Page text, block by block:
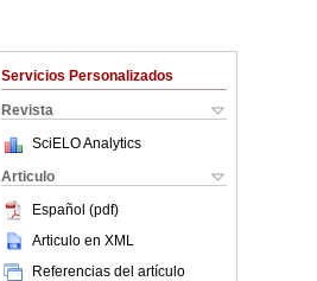
Servicios Personalizados
Revista
SciELO Analytics
Articulo
Español (pdf)
Articulo en XML
Referencias del artículo